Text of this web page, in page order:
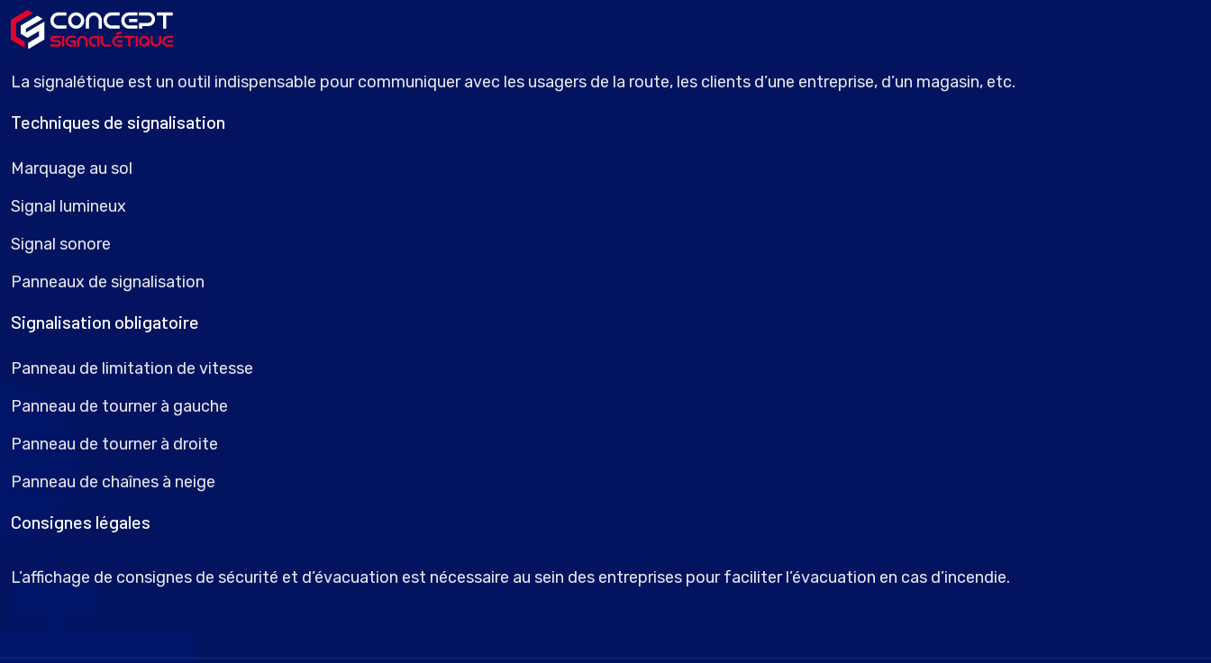
La signalétique est un outil indispensable pour communiquer avec les usagers de la route, les clients d’une entreprise, d’un magasin, etc.
Techniques de signalisation
Marquage au sol
Signal lumineux
Signal sonore
Panneaux de signalisation
Signalisation obligatoire
Panneau de limitation de vitesse
Panneau de tourner à gauche
Panneau de tourner à droite
Panneau de chaînes à neige
Consignes légales
L’affichage de consignes de sécurité et d’évacuation est nécessaire au sein des entreprises pour faciliter l’évacuation en cas d’incendie.